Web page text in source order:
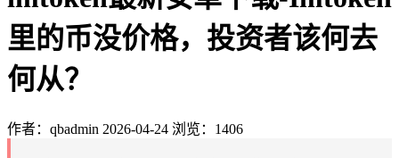
里的币没价格，投资者该何去
何从？
作者：qbadmin 2026-04-24 浏览：1406